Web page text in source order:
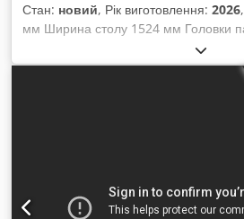
Стан: новий, Рік виготовлення: 2026
мм Ширина столу 1524 мм Головки
CNC Вага заготовки 1450 кг
хв Вага 5010 кг Необхідний простір
2520 мм Лазерна установка для
натисканням 7. Автоматичне